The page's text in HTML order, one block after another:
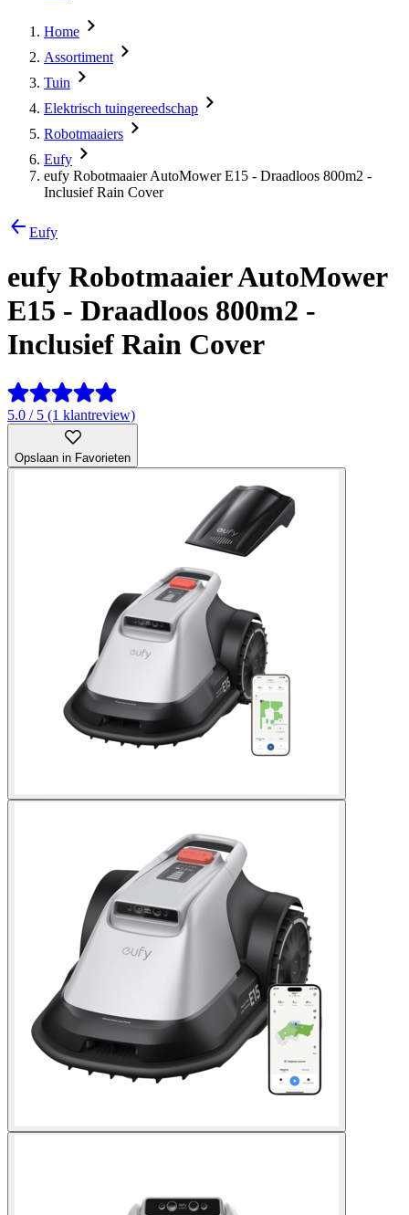
Home
Assortiment
Tuin
Elektrisch tuingereedschap
Robotmaaiers
Eufy
eufy Robotmaaier AutoMower E15 - Draadloos 800m2 -
Inclusief Rain Cover
Eufy
eufy Robotmaaier AutoMower
E15 - Draadloos 800m2 -
Inclusief Rain Cover
5.0 / 5 (1 klantreview)
Opslaan in Favorieten